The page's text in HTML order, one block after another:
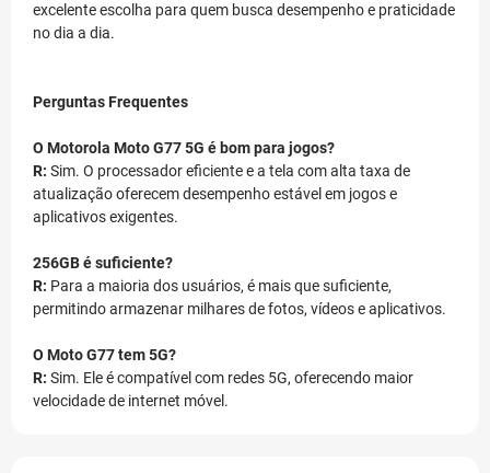
excelente escolha para quem busca desempenho e praticidade
no dia a dia.
Perguntas Frequentes
O Motorola Moto G77 5G é bom para jogos?
R: Sim. O processador eficiente e a tela com alta taxa de
atualização oferecem desempenho estável em jogos e
aplicativos exigentes.
256GB é suficiente?
R: Para a maioria dos usuários, é mais que suficiente,
permitindo armazenar milhares de fotos, vídeos e aplicativos.
O Moto G77 tem 5G?
R: Sim. Ele é compatível com redes 5G, oferecendo maior
velocidade de internet móvel.